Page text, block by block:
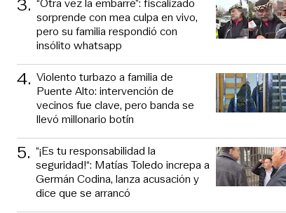
sorprende con mea culpa en vivo,
pero su familia respondió con
insólito whatsapp
4. Violento turbazo a familia de
Puente Alto: intervención de
vecinos fue clave, pero banda se
llevó millonario botín
5. “¡Es tu responsabilidad la
seguridad!“: Matías Toledo increpa a
Germán Codina, lanza acusación y
dice que se arrancó